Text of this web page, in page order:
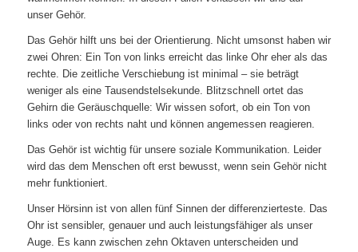
unser Gehör.
Das Gehör hilft uns bei der Orientierung. Nicht umsonst haben wir
zwei Ohren: Ein Ton von links erreicht das linke Ohr eher als das
rechte. Die zeitliche Verschiebung ist minimal – sie beträgt
weniger als eine Tausendstelsekunde. Blitzschnell ortet das
Gehirn die Geräuschquelle: Wir wissen sofort, ob ein Ton von
links oder von rechts naht und können angemessen reagieren.
Das Gehör ist wichtig für unsere soziale Kommunikation. Leider
wird das dem Menschen oft erst bewusst, wenn sein Gehör nicht
mehr funktioniert.
Unser Hörsinn ist von allen fünf Sinnen der differenzierteste. Das
Ohr ist sensibler, genauer und auch leistungsfähiger als unser
Auge. Es kann zwischen zehn Oktaven unterscheiden und